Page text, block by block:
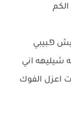
פـبيبي
شيليهه اني
اعزل الفوك